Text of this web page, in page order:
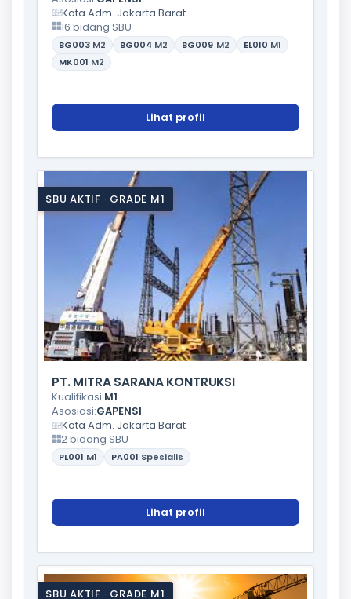
Kota Adm. Jakarta Barat
16 bidang SBU
BG003 M2 BG004 M2 BG009 M2 EL010 M1
MK001 M2
Lihat profil
SBU AKTIF · GRADE M1
PT. MITRA SARANA KONTRUKSI
Kualifikasi:M1
Asosiasi:GAPENSI
Kota Adm. Jakarta Barat
2 bidang SBU
PL001 M1 PA001 Spesialis
Lihat profil
SBU AKTIF · GRADE M1